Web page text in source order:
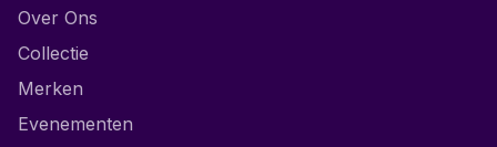
Over Ons
Collectie
Merken
Evenementen